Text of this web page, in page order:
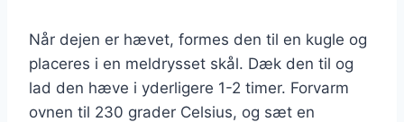
Når dejen er hævet, formes den til en kugle og
placeres i en meldrysset skål. Dæk den til og
lad den hæve i yderligere 1-2 timer. Forvarm
ovnen til 230 grader Celsius, og sæt en